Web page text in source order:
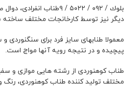
دیگر نیز توسط کارخانجات مختلف ساخته شده است،
معمولا طنابهای سایز فرد برای
پیچیده و در نتیجه رویه آنها مواج است.
طناب کوهنوردی از رشته هایی موازی و
مختلف تولید کننده طناب کوهنوردی،